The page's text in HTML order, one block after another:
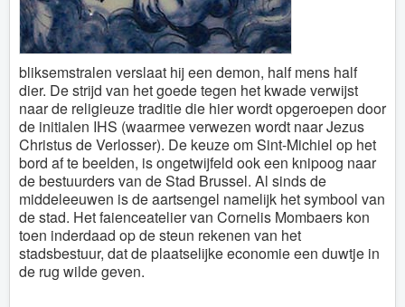
bliksemstralen verslaat hij een demon, half mens half
dier. De strijd van het goede tegen het kwade verwijst
naar de religieuze traditie die hier wordt opgeroepen door
de initialen IHS (waarmee verwezen wordt naar Jezus
Christus de Verlosser). De keuze om Sint-Michiel op het
bord af te beelden, is ongetwijfeld ook een knipoog naar
de bestuurders van de Stad Brussel. Al sinds de
middeleeuwen is de aartsengel namelijk het symbool van
de stad. Het faienceatelier van Cornelis Mombaers kon
toen inderdaad op de steun rekenen van het
stadsbestuur, dat de plaatselijke economie een duwtje in
de rug wilde geven.